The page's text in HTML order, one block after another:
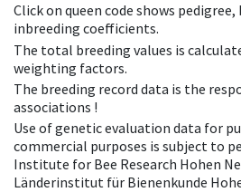
Click on queen code shows
inbreeding coefficients.
The total breeding values is
weighting factors.
The breeding record data is the
associations !
Use of genetic evaluation data for
commercial purposes is subject to
Institute for Bee Research Hohen
Länderinstitut für Bienenkunde